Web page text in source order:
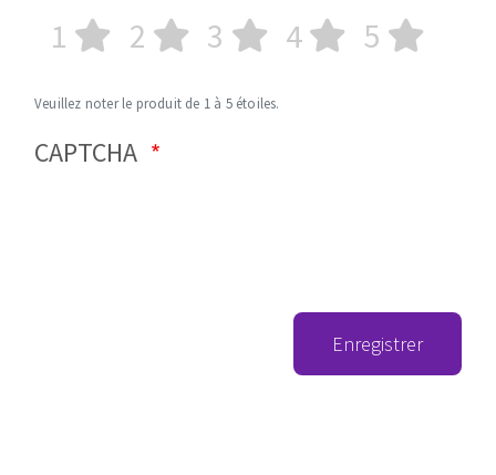
1 2 3 4 5
Veuillez noter le produit de 1 à 5 étoiles.
CAPTCHA
Enregistrer